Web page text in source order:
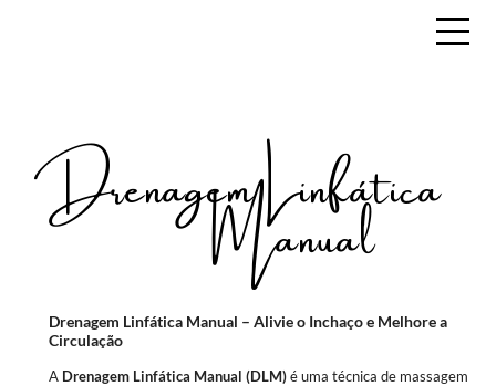
Drenagem Linfática
Manual
Drenagem Linfática Manual – Alivie o Inchaço e Melhore a
Circulação
A Drenagem Linfática Manual (DLM)é uma técnica de massagem